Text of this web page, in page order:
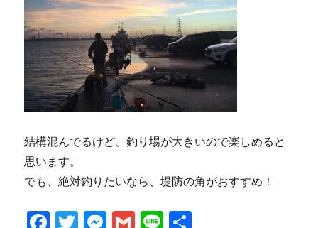
結構混んでるけど、釣り場が大きいので楽しめると
思います。
でも、絶対釣りたいなら、堤防の角がおすすめ！
F
T
M G Li